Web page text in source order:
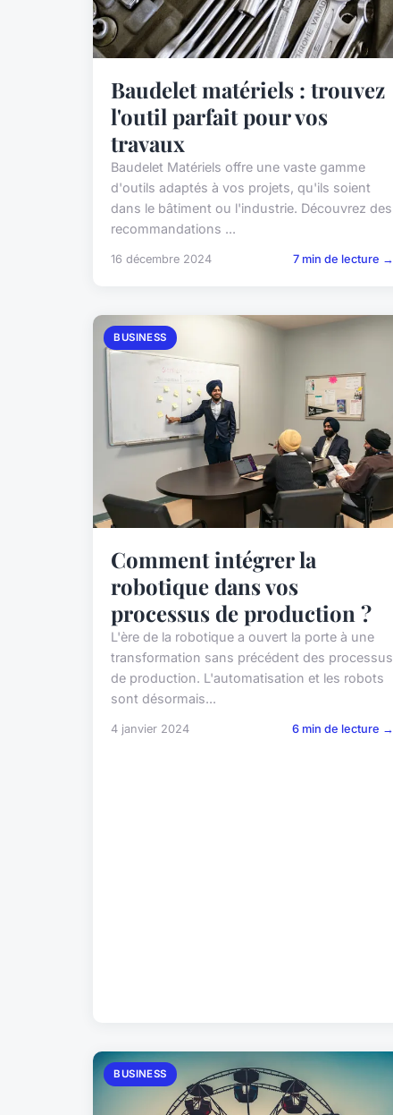
Baudelet matériels : trouvez
l'outil parfait pour vos
travaux
Baudelet Matériels offre une vaste gamme
d'outils adaptés à vos projets, qu'ils soient
dans le bâtiment ou l'industrie. Découvrez des
recommandations ...
16 décembre 2024 7 min de lecture →
BUSINESS
Comment intégrer la
robotique dans vos
processus de production ?
L'ère de la robotique a ouvert la porte à une
transformation sans précédent des processus
de production. L'automatisation et les robots
sont désormais...
4 janvier 2024 6 min de lecture →
BUSINESS